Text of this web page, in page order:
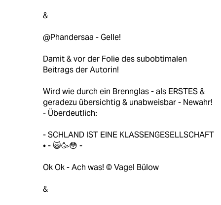
&
@Phandersaa - Gelle!
Damit & vor der Folie des subobtimalen
Beitrags der Autorin!
Wird wie durch ein Brennglas - als ERSTES &
geradezu übersichtig & unabweisbar - Newahr!
- Überdeutlich:
- SCHLAND IST EINE KLASSENGESELLSCHAFT
• - 🙀🥳😳 -
Ok Ok - Ach was! © Vagel Bülow
&